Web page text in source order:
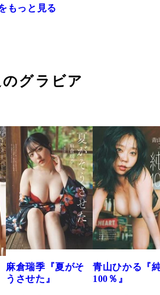
もっと見る
グラビア
青山ひかる『純度
100％』
溝端 葵『もう
つの、あおい
で。』
2026年08月09日